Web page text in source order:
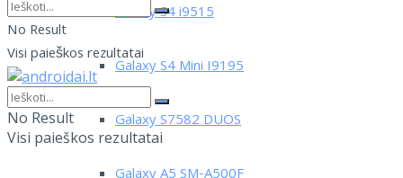
Galaxy S4 i9515
Galaxy S4 Mini I9195
Galaxy S7582 DUOS
No Result
Visi paieškos rezultatai
No Result
Visi paieškos rezultatai